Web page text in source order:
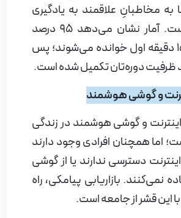
مخاطبانِ علاقمند به یادگیری
زبان رسیده است. آمار نشان می‌دهد 95 درصد
پیامک‌ها در 15 دقیقه اول خوانده می‌شوند؛ پس
دوره‌تان تکمیل شده است.
و گوشی هوشمند
اینترنت و گوشی هوشمند در زندگی
اما همچنان افرادی وجود دارند
دسترسی ندارند یا از گوشی
نمی‌کنند. بازاریابی پیامکی، راه
این قشر از جامعه است.